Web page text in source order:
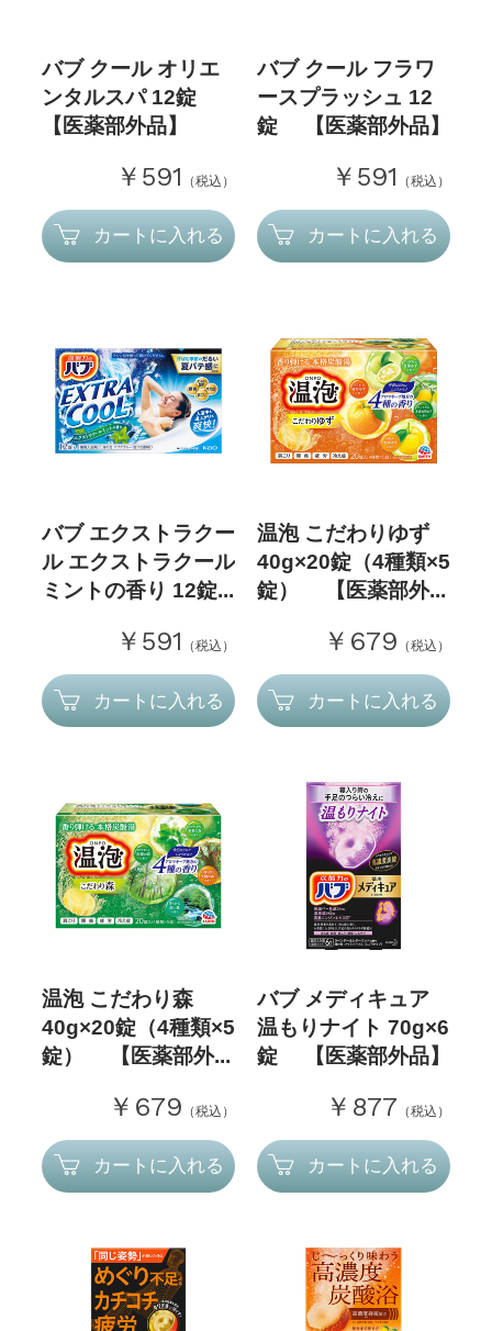
バブ クール オリエ
ンタルスパ 12錠
【医薬部外品】
￥591 （税込）
カートに入れる
バブ クール フラワ
ースプラッシュ 12
錠 【医薬部外品】
￥591 （税込）
カートに入れる
バブ エクストラクー
ル エクストラクール
ミントの香り 12錠...
￥591 （税込）
カートに入れる
温泡 こだわりゆず
40g×20錠（4種類×5
錠） 【医薬部外...
￥679 （税込）
カートに入れる
温泡 こだわり森
40g×20錠（4種類×5
錠） 【医薬部外...
￥679 （税込）
カートに入れる
バブ メディキュア
温もりナイト 70g×6
錠 【医薬部外品】
￥877 （税込）
カートに入れる